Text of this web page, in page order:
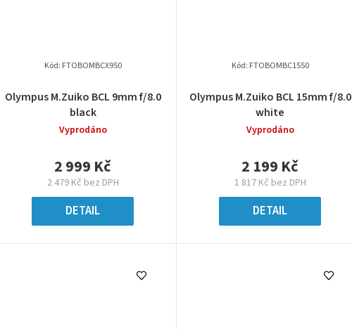
Olympus M.Zuiko BCL 9mm f/8.0
black
Vyprodáno
2 479 Kč bez DPH
2 999 Kč
DETAIL
Kód: FTOBOMBCX950
Olympus M.Zuiko BCL 15mm f/8.0
white
Vyprodáno
1 817 Kč bez DPH
2 199 Kč
DETAIL
Kód: FTOBOMBC1550